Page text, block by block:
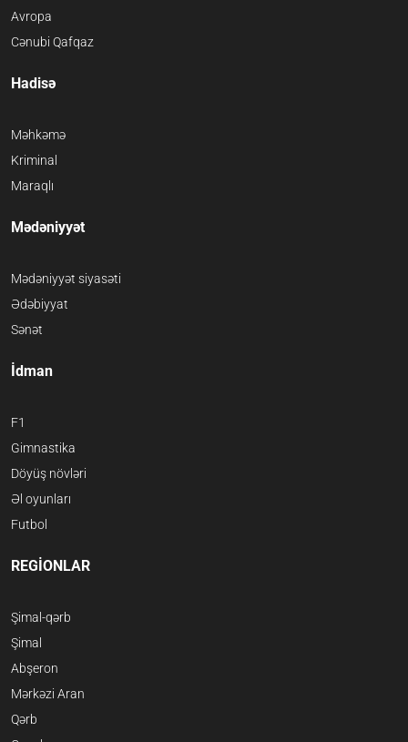
Avropa
Cənubi Qafqaz
Hadisə
Məhkəmə
Kriminal
Maraqlı
Mədəniyyət
Mədəniyyət siyasəti
Ədəbiyyat
Sənət
İdman
F1
Gimnastika
Döyüş növləri
Əl oyunları
Futbol
REGİONLAR
Şimal-qərb
Şimal
Abşeron
Mərkəzi Aran
Qərb